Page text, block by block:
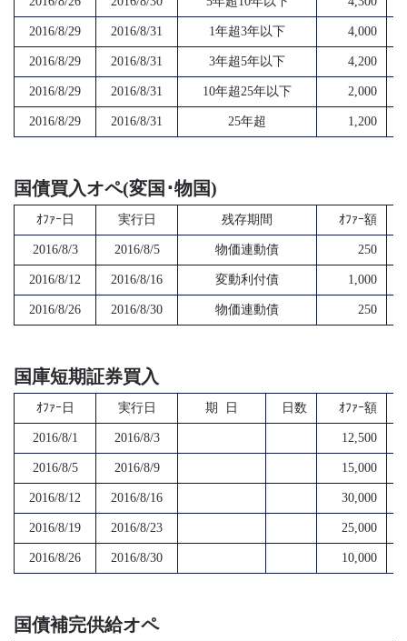
2016/8/29 2016/8/31 1年超3年以下 4,000
2016/8/29 2016/8/31 3年超5年以下 4,200
2016/8/29 2016/8/31 10年超25年以下 2,000
2016/8/29 2016/8/31 25年超 1,200
国債買入オペ(変国･物国)
ｵﾌｧｰ日 実行日 残存期間 ｵﾌｧｰ額
2016/8/3 2016/8/5 物価連動債 250
2016/8/12 2016/8/16 変動利付債 1,000
2016/8/26 2016/8/30 物価連動債 250
国庫短期証券買入
ｵﾌｧｰ日 実行日 期 日 日数 ｵﾌｧｰ額
2016/8/1 2016/8/3 12,500
2016/8/5 2016/8/9 15,000
2016/8/12 2016/8/16 30,000
2016/8/19 2016/8/23 25,000
2016/8/26 2016/8/30 10,000
国債補完供給オペ